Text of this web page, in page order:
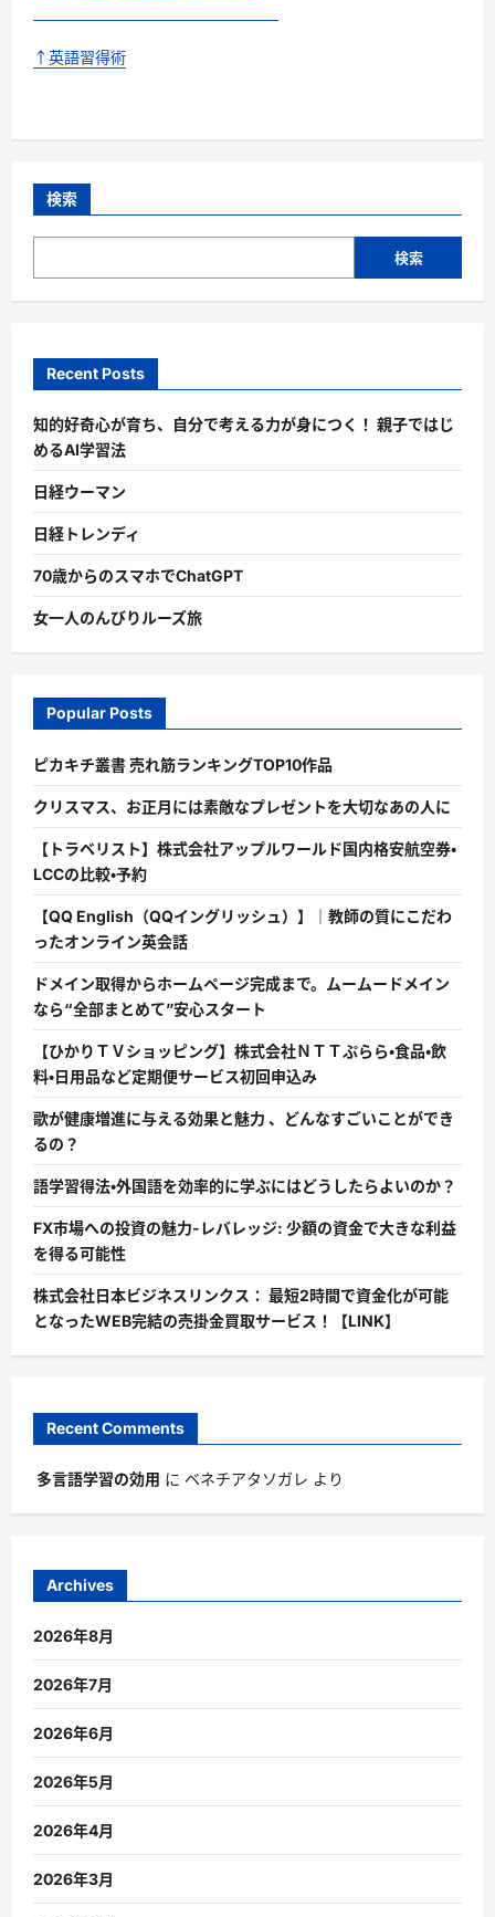
↑英語習得術
検索
検索
Recent Posts
知的好奇心が育ち、自分で考える力が身につく！ 親子ではじ
めるAI学習法
日経ウーマン
日経トレンディ
70歳からのスマホでChatGPT
女一人のんびりルーズ旅
Popular Posts
ピカキチ叢書 売れ筋ランキングTOP10作品
クリスマス、お正月には素敵なプレゼントを大切なあの人に
【トラベリスト】株式会社アップルワールド国内格安航空券・
LCCの比較・予約
【QQ English（QQイングリッシュ）】｜教師の質にこだわ
ったオンライン英会話
ドメイン取得からホームページ完成まで。ムームードメイン
なら“全部まとめて”安心スタート
【ひかりＴＶショッピング】株式会社ＮＴＴぷらら・食品・飲
料・日用品など定期便サービス初回申込み
歌が健康増進に与える効果と魅力 、どんなすごいことができ
るの？
語学習得法・外国語を効率的に学ぶにはどうしたらよいのか？
FX市場への投資の魅力-レバレッジ: 少額の資金で大きな利益
を得る可能性
株式会社日本ビジネスリンクス： 最短2時間で資金化が可能
となったWEB完結の売掛金買取サービス！【LINK】
Recent Comments
多言語学習の効用 に ベネチアタソガレ より
Archives
2026年8月
2026年7月
2026年6月
2026年5月
2026年4月
2026年3月